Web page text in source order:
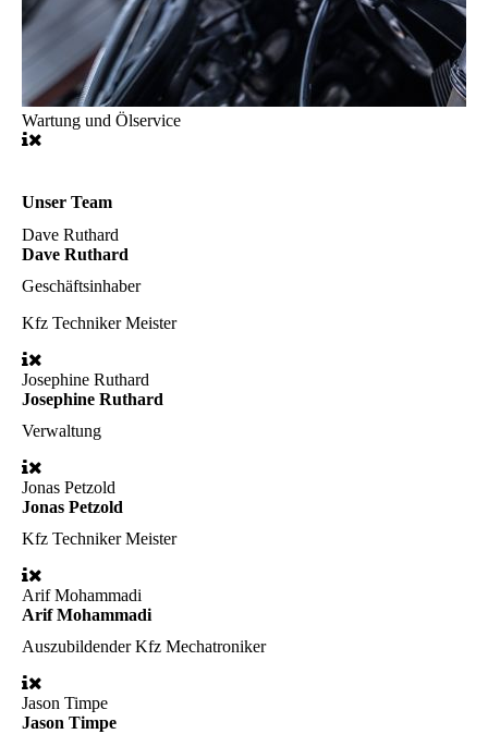
Wartung und Ölservice
Unser Team
Dave Ruthard
Dave Ruthard
Geschäftsinhaber
Kfz Techniker Meister
Josephine Ruthard
Josephine Ruthard
Verwaltung
Jonas Petzold
Jonas Petzold
Kfz Techniker Meister
Arif Mohammadi
Arif Mohammadi
AuszubildenderKfz Mechatroniker
Jason Timpe
Jason Timpe